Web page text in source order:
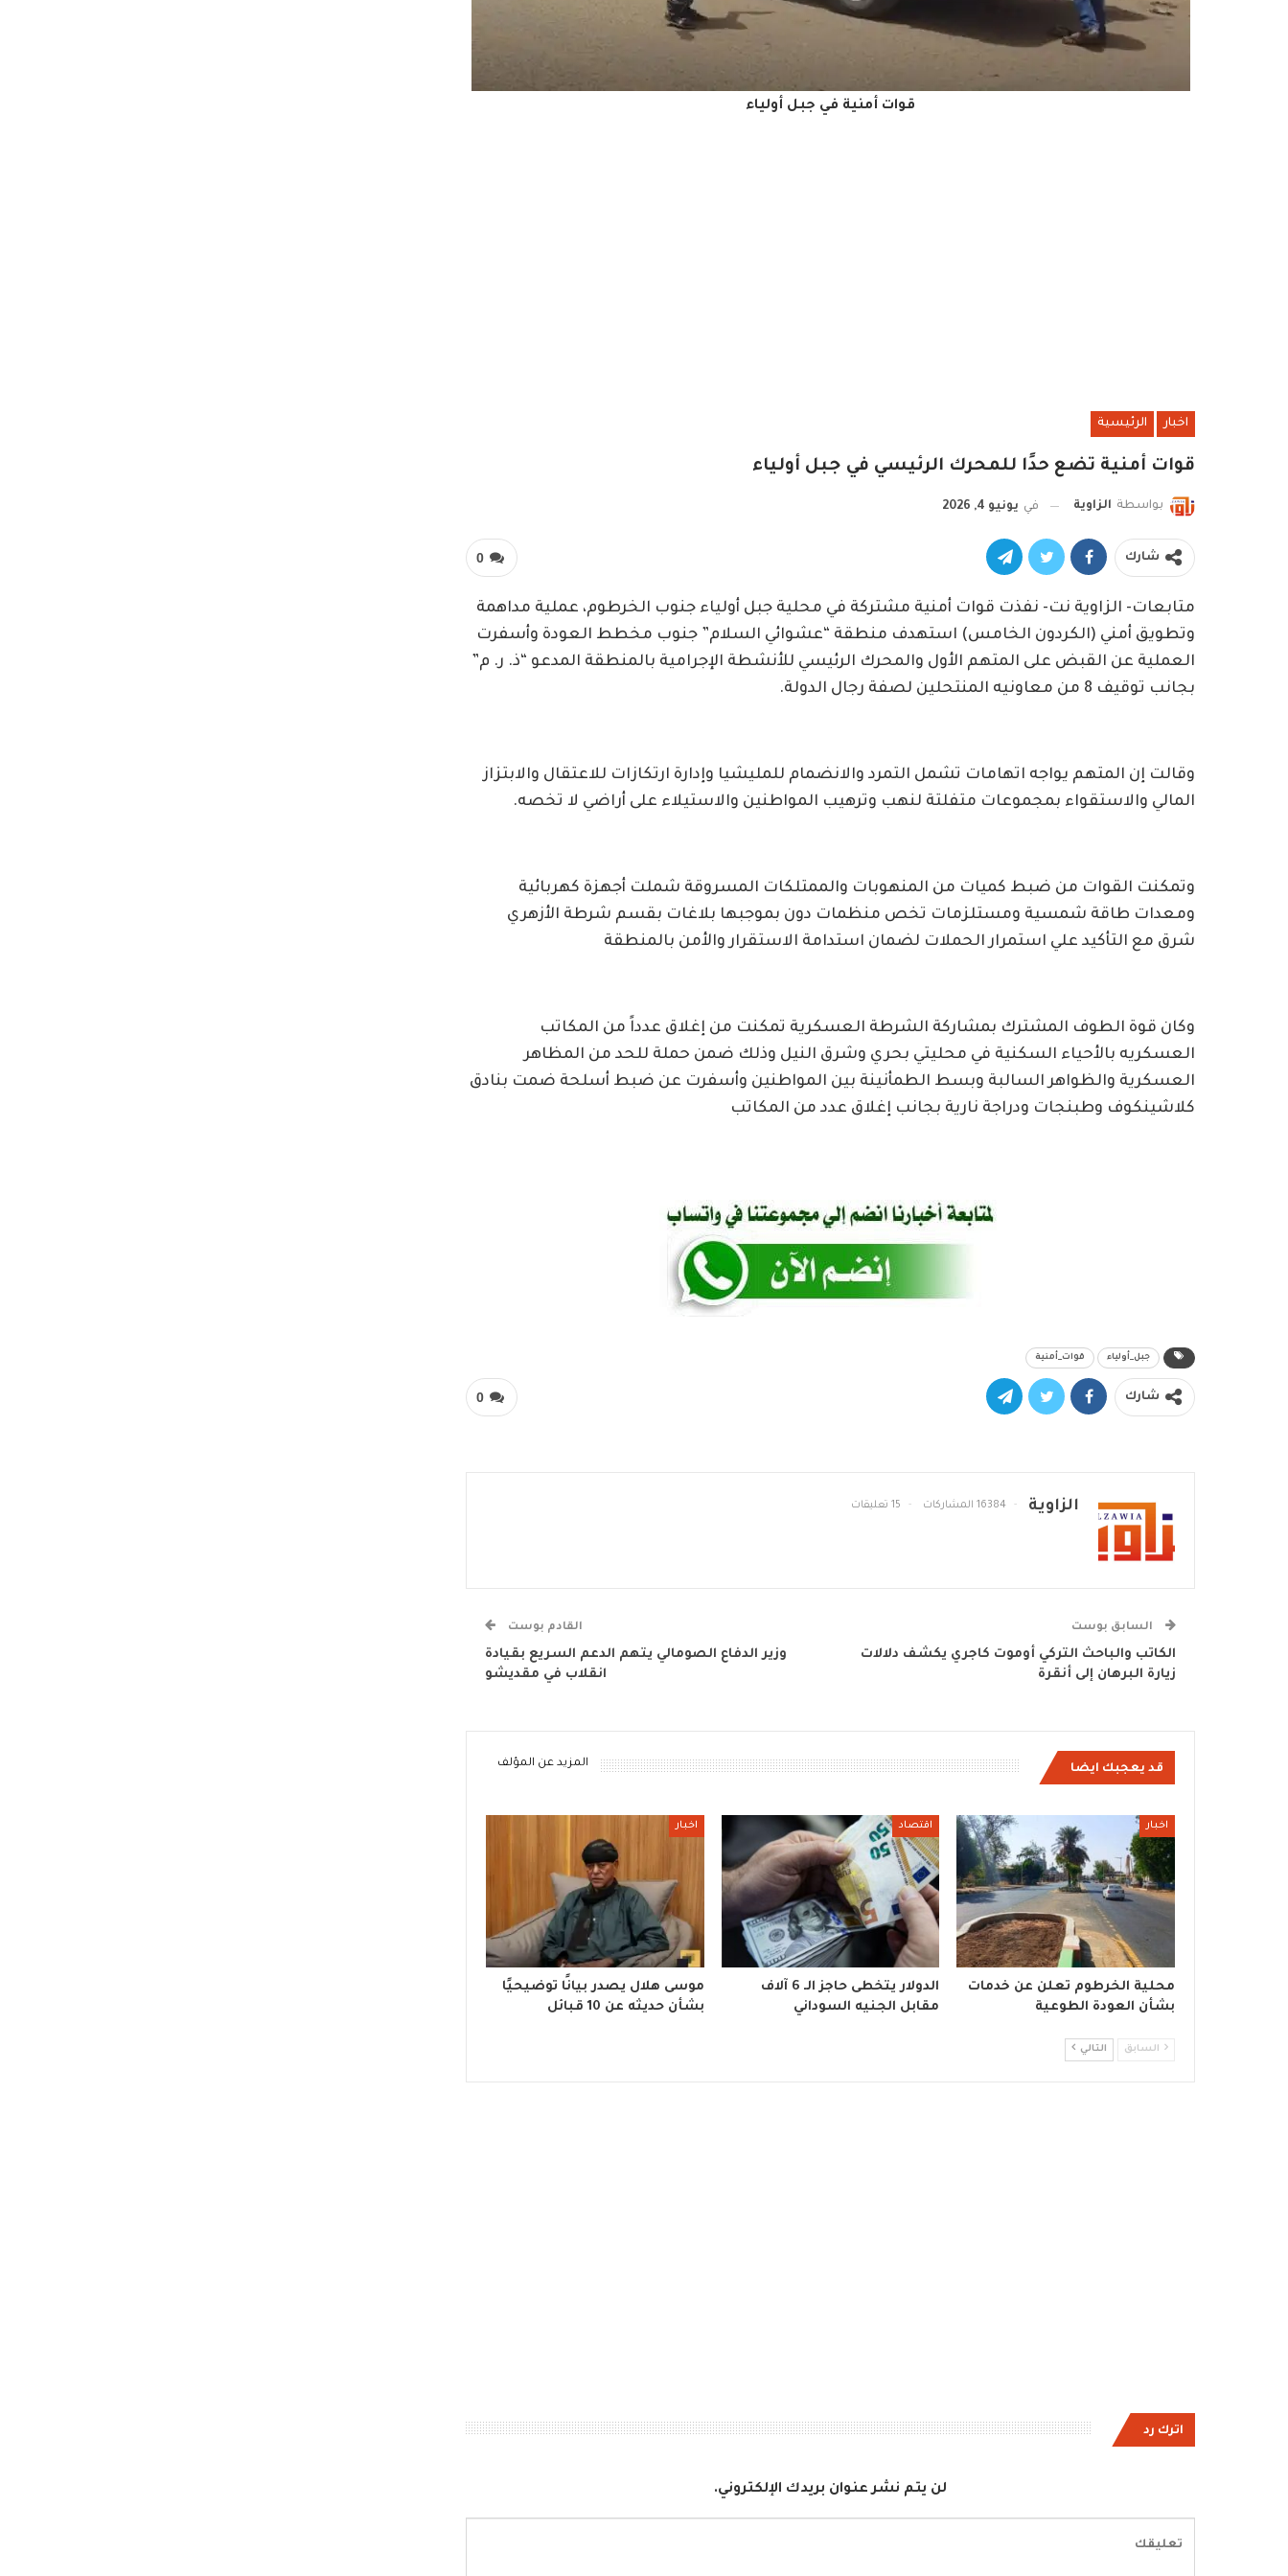
قوات أمنية في جبل أولياء
اخبار الرئيسية
قوات أمنية تضع حدًا للمحرك الرئيسي في جبل أولياء
بواسطة الزاوية في يونيو 4, 2026
0 شارك
متابعات- الزاوية نت- نفذت قوات أمنية مشتركة في محلية جبل أولياء جنوب الخرطوم، عملية مداهمة
وتطويق أمني (الكردون الخامس) استهدف منطقة “عشوائي السلام” جنوب مخطط العودة وأسفرت
العملية عن القبض على المتهم الأول والمحرك الرئيسي للأنشطة الإجرامية بالمنطقة المدعو “ذ. ر. م”
بجانب توقيف 8 من معاونيه المنتحلين لصفة رجال الدولة.
وقالت إن المتهم يواجه اتهامات تشمل التمرد والانضمام للمليشيا وإدارة ارتكازات للاعتقال والابتزاز
المالي والاستقواء بمجموعات متفلتة لنهب وترهيب المواطنين والاستيلاء على أراضي لا تخصه.
وتمكنت القوات من ضبط كميات من المنهوبات والممتلكات المسروقة شملت أجهزة كهربائية
ومعدات طاقة شمسية ومستلزمات تخص منظمات دون بموجبها بلاغات بقسم شرطة الأزهري
شرق مع التأكيد علي استمرار الحملات لضمان استدامة الاستقرار والأمن بالمنطقة
وكان قوة الطوف المشترك بمشاركة الشرطة العسكرية تمكنت من إغلاق عدداً من المكاتب
العسكريه بالأحياء السكنية في محليتي بحري وشرق النيل وذلك ضمن حملة للحد من المظاهر
العسكرية والظواهر السالبة وبسط الطمأنينة بين المواطنين وأسفرت عن ضبط أسلحة ضمت بنادق
كلاشينكوف وطبنجات ودراجة نارية بجانب إغلاق عدد من المكاتب
جبل_أولياء قوات_أمنية
0 شارك
الزاوية 16384 المشاركات 15 تعليقات
السابق بوست
الكاتب والباحث التركي أوموت كاجري يكشف دلالات
زيارة البرهان إلى أنقرة
القادم بوست
وزير الدفاع الصومالي يتهم الدعم السريع بقيادة
انقلاب في مقديشو
قد يعجبك ايضا المزيد عن المؤلف
اخبار
محلية الخرطوم تعلن عن خدمات
بشأن العودة الطوعية
اقتصاد
الدولار يتخطى حاجز الـ 6 آلاف
مقابل الجنيه السوداني
اخبار
موسى هلال يصدر بيانًا توضيحيًا
بشأن حديثه عن 10 قبائل
السابق التالي
اترك رد
لن يتم نشر عنوان بريدك الإلكتروني.